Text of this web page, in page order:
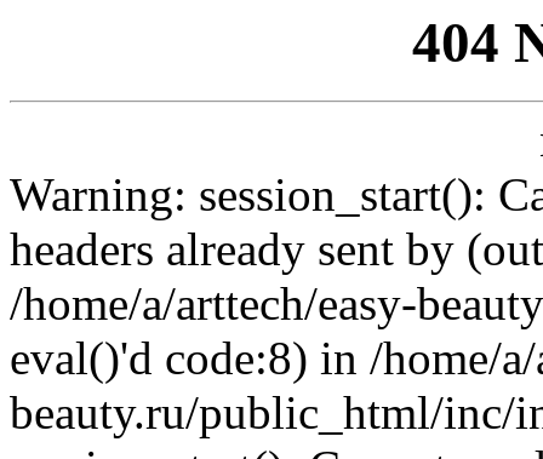
404
Warning: session_start():
headers already sent by
/home/a/arttech/easy-
eval()'d code:8) in /home/
beauty.ru/public_html/inc/